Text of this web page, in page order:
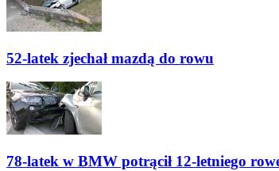
52-latek zjechał mazdą do rowu
78-latek w BMW potrącił 12-letniego